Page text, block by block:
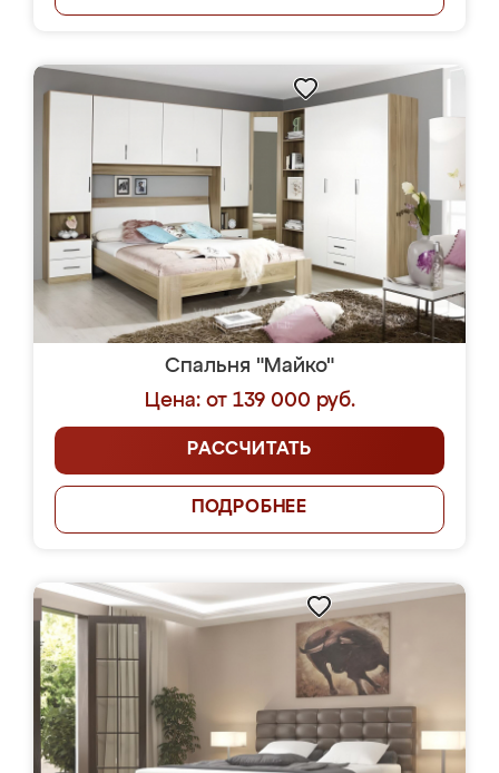
Спальня "Майко"
Цена: от 139 000 руб.
РАССЧИТАТЬ
ПОДРОБНЕЕ